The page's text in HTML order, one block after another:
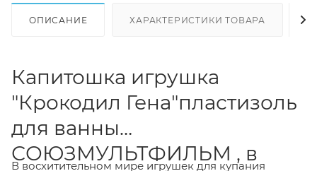
ОПИСАНИЕ ХАРАКТЕРИСТИКИ ТОВАРА
Капитошка игрушка
"Крокодил Гена"пластизоль
для ванны
СОЮЗМУЛЬТФИЛЬМ , в
В восхитительном мире игрушек для купания